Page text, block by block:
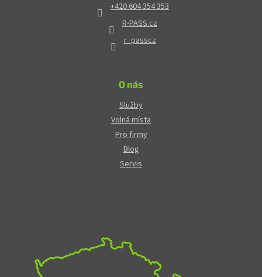
+420 604 354 353
R-PASS.cz
r_passcz
O nás
Služby
Volná místa
Pro firmy
Blog
Servis